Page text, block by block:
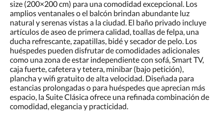
size (200×200 cm) para una comodidad excepcional. Los
amplios ventanales o el balcón brindan abundante luz
natural y serenas vistas a la ciudad. El baño privado incluye
artículos de aseo de primera calidad, toallas de felpa, una
ducha refrescante, zapatillas, bidé y secador de pelo. Los
huéspedes pueden disfrutar de comodidades adicionales
como una zona de estar independiente con sofá, Smart TV,
caja fuerte, cafetera y tetera, minibar (bajo petición),
plancha y wifi gratuito de alta velocidad. Diseñada para
estancias prolongadas o para huéspedes que aprecian más
espacio, la Suite Clásica ofrece una refinada combinación de
comodidad, elegancia y practicidad.